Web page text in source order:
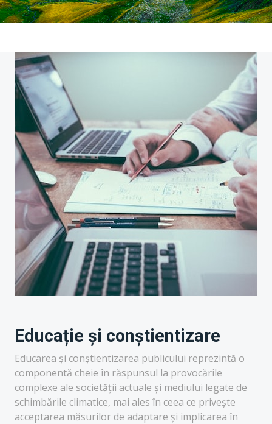
Educație și conștientizare
Educarea și conștientizarea publicului reprezintă o
componentă cheie în răspunsul la provocările
complexe ale societății actuale și mediului legate de
schimbările climatice, mai ales în ceea ce privește
acceptarea măsurilor de adaptare și implicarea în